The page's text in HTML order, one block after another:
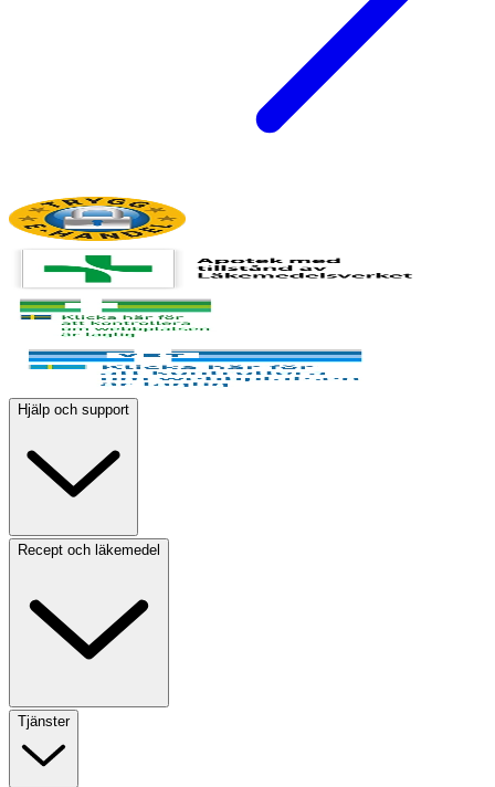
Hjälp och support
Recept och läkemedel
Tjänster